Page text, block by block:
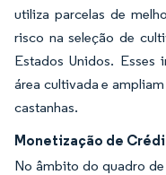
utiliza parcelas de
risco na seleção de
Estados Unidos. Esses
área cultivada e
castanhas.
Monetização de
No âmbito do quadro